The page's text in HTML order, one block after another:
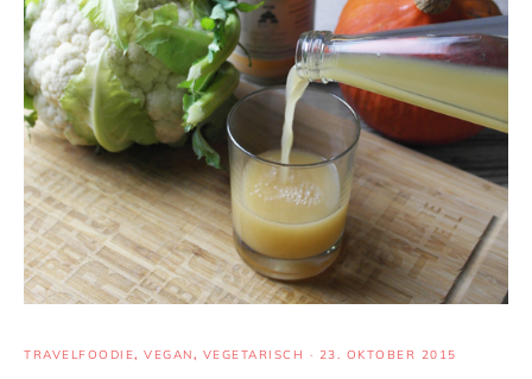
TRAVELFOODIE, VEGAN, VEGETARISCH · 23. OKTOBER 2015